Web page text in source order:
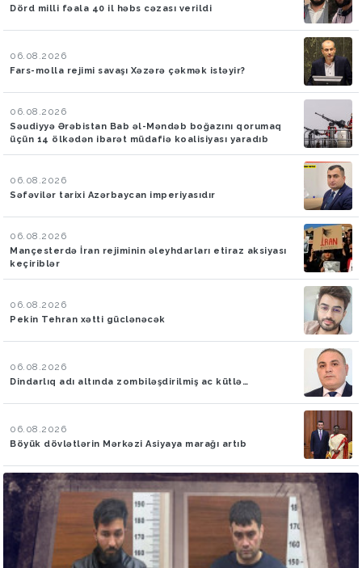
Dörd milli fəala 40 il həbs cəzası verildi
06.08.2026
Fars-molla rejimi savaşı Xəzərə çəkmək istəyir?
06.08.2026
Səudiyyə Ərəbistan Bab əl-Məndəb boğazını qorumaq
üçün 14 ölkədən ibarət müdafiə koalisiyası yaradıb
06.08.2026
Səfəvilər tarixi Azərbaycan imperiyasıdır
06.08.2026
Mançesterdə İran rejiminin əleyhdarları etiraz aksiyası
keçiriblər
06.08.2026
Pekin Tehran xətti güclənəcək
06.08.2026
Dindarlıq adı altında zombiləşdirilmiş ac kütlə…
06.08.2026
Böyük dövlətlərin Mərkəzi Asiyaya marağı artıb